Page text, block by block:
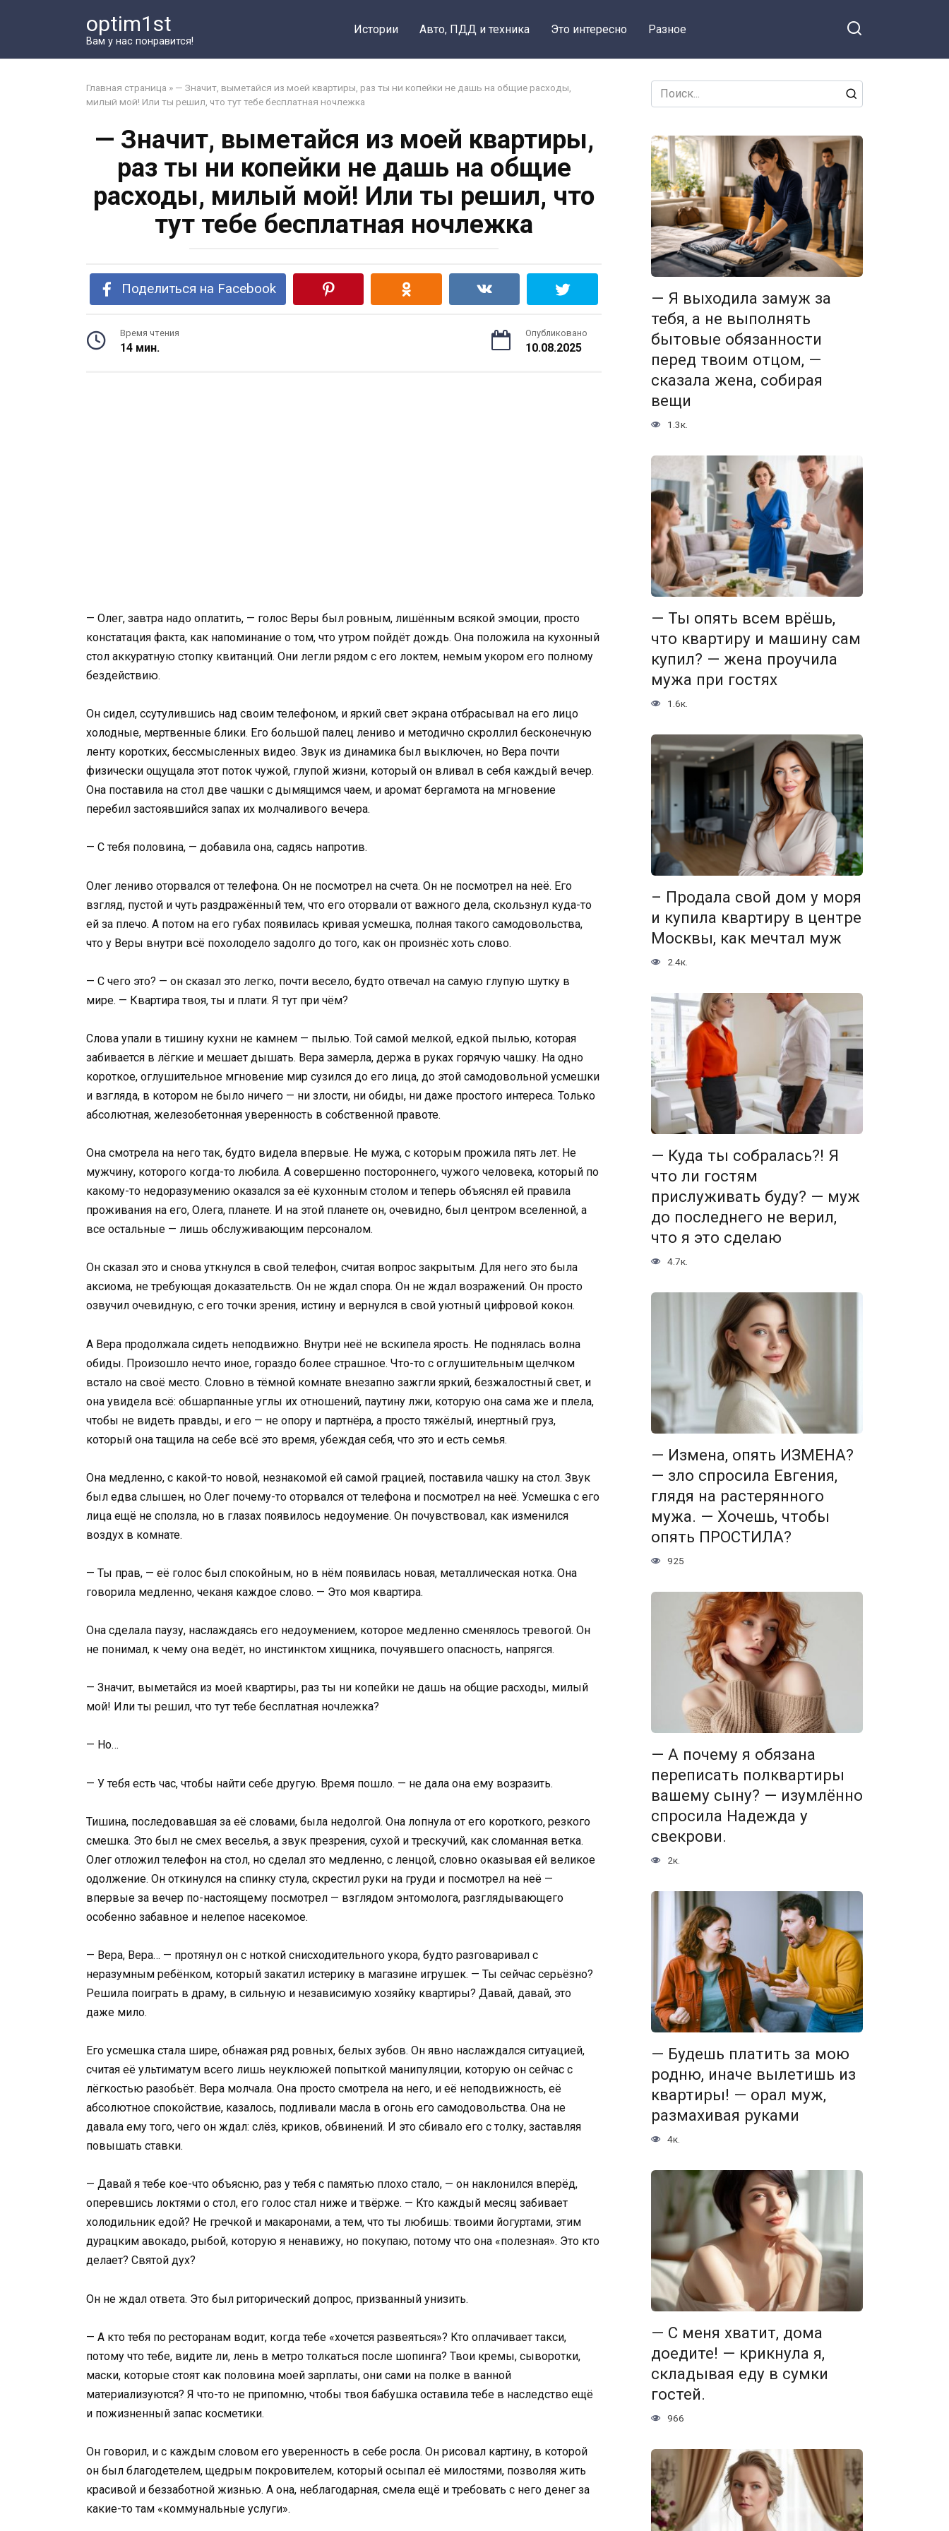
optim1st
Вам у нас понравится!
Истории Авто, ПДД и техника Это интересно Разное
Главная страница » — Значит, выметайся из моей квартиры, раз ты ни копейки не дашь на общие расходы,
милый мой! Или ты решил, что тут тебе бесплатная ночлежка
— Значит, выметайся из моей квартиры,
раз ты ни копейки не дашь на общие
расходы, милый мой! Или ты решил, что
тут тебе бесплатная ночлежка
Поделиться на Facebook
Время чтения
14 мин.
Опубликовано
10.08.2025
— Олег, завтра надо оплатить, — голос Веры был ровным, лишённым всякой эмоции, просто
констатация факта, как напоминание о том, что утром пойдёт дождь. Она положила на кухонный
стол аккуратную стопку квитанций. Они легли рядом с его локтем, немым укором его полному
бездействию.
Он сидел, ссутулившись над своим телефоном, и яркий свет экрана отбрасывал на его лицо
холодные, мертвенные блики. Его большой палец лениво и методично скроллил бесконечную
ленту коротких, бессмысленных видео. Звук из динамика был выключен, но Вера почти
физически ощущала этот поток чужой, глупой жизни, который он вливал в себя каждый вечер.
Она поставила на стол две чашки с дымящимся чаем, и аромат бергамота на мгновение
перебил застоявшийся запах их молчаливого вечера.
— С тебя половина, — добавила она, садясь напротив.
Олег лениво оторвался от телефона. Он не посмотрел на счета. Он не посмотрел на неё. Его
взгляд, пустой и чуть раздражённый тем, что его оторвали от важного дела, скользнул куда-то
ей за плечо. А потом на его губах появилась кривая усмешка, полная такого самодовольства,
что у Веры внутри всё похолодело задолго до того, как он произнёс хоть слово.
— С чего это? — он сказал это легко, почти весело, будто отвечал на самую глупую шутку в
мире. — Квартира твоя, ты и плати. Я тут при чём?
Слова упали в тишину кухни не камнем — пылью. Той самой мелкой, едкой пылью, которая
забивается в лёгкие и мешает дышать. Вера замерла, держа в руках горячую чашку. На одно
короткое, оглушительное мгновение мир сузился до его лица, до этой самодовольной усмешки
и взгляда, в котором не было ничего — ни злости, ни обиды, ни даже простого интереса. Только
абсолютная, железобетонная уверенность в собственной правоте.
Она смотрела на него так, будто видела впервые. Не мужа, с которым прожила пять лет. Не
мужчину, которого когда-то любила. А совершенно постороннего, чужого человека, который по
какому-то недоразумению оказался за её кухонным столом и теперь объяснял ей правила
проживания на его, Олега, планете. И на этой планете он, очевидно, был центром вселенной, а
все остальные — лишь обслуживающим персоналом.
Он сказал это и снова уткнулся в свой телефон, считая вопрос закрытым. Для него это была
аксиома, не требующая доказательств. Он не ждал спора. Он не ждал возражений. Он просто
озвучил очевидную, с его точки зрения, истину и вернулся в свой уютный цифровой кокон.
А Вера продолжала сидеть неподвижно. Внутри неё не вскипела ярость. Не поднялась волна
обиды. Произошло нечто иное, гораздо более страшное. Что-то с оглушительным щелчком
встало на своё место. Словно в тёмной комнате внезапно зажгли яркий, безжалостный свет, и
она увидела всё: обшарпанные углы их отношений, паутину лжи, которую она сама же и плела,
чтобы не видеть правды, и его — не опору и партнёра, а просто тяжёлый, инертный груз,
который она тащила на себе всё это время, убеждая себя, что это и есть семья.
Она медленно, с какой-то новой, незнакомой ей самой грацией, поставила чашку на стол. Звук
был едва слышен, но Олег почему-то оторвался от телефона и посмотрел на неё. Усмешка с его
лица ещё не сползла, но в глазах появилось недоумение. Он почувствовал, как изменился
воздух в комнате.
— Ты прав, — её голос был спокойным, но в нём появилась новая, металлическая нотка. Она
говорила медленно, чеканя каждое слово. — Это моя квартира.
Она сделала паузу, наслаждаясь его недоумением, которое медленно сменялось тревогой. Он
не понимал, к чему она ведёт, но инстинктом хищника, почуявшего опасность, напрягся.
— Значит, выметайся из моей квартиры, раз ты ни копейки не дашь на общие расходы, милый
мой! Или ты решил, что тут тебе бесплатная ночлежка?
— Но…
— У тебя есть час, чтобы найти себе другую. Время пошло. — не дала она ему возразить.
Тишина, последовавшая за её словами, была недолгой. Она лопнула от его короткого, резкого
смешка. Это был не смех веселья, а звук презрения, сухой и трескучий, как сломанная ветка.
Олег отложил телефон на стол, но сделал это медленно, с ленцой, словно оказывая ей великое
одолжение. Он откинулся на спинку стула, скрестил руки на груди и посмотрел на неё —
впервые за вечер по-настоящему посмотрел — взглядом энтомолога, разглядывающего
особенно забавное и нелепое насекомое.
— Вера, Вера… — протянул он с ноткой снисходительного укора, будто разговаривал с
неразумным ребёнком, который закатил истерику в магазине игрушек. — Ты сейчас серьёзно?
Решила поиграть в драму, в сильную и независимую хозяйку квартиры? Давай, давай, это
даже мило.
Его усмешка стала шире, обнажая ряд ровных, белых зубов. Он явно наслаждался ситуацией,
считая её ультиматум всего лишь неуклюжей попыткой манипуляции, которую он сейчас с
лёгкостью разобьёт. Вера молчала. Она просто смотрела на него, и её неподвижность, её
абсолютное спокойствие, казалось, подливали масла в огонь его самодовольства. Она не
давала ему того, чего он ждал: слёз, криков, обвинений. И это сбивало его с толку, заставляя
повышать ставки.
— Давай я тебе кое-что объясню, раз у тебя с памятью плохо стало, — он наклонился вперёд,
оперевшись локтями о стол, его голос стал ниже и твёрже. — Кто каждый месяц забивает
холодильник едой? Не гречкой и макаронами, а тем, что ты любишь: твоими йогуртами, этим
дурацким авокадо, рыбой, которую я ненавижу, но покупаю, потому что она «полезная». Это кто
делает? Святой дух?
Он не ждал ответа. Это был риторический допрос, призванный унизить.
— А кто тебя по ресторанам водит, когда тебе «хочется развеяться»? Кто оплачивает такси,
потому что тебе, видите ли, лень в метро толкаться после шопинга? Твои кремы, сыворотки,
маски, которые стоят как половина моей зарплаты, они сами на полке в ванной
материализуются? Я что-то не припомню, чтобы твоя бабушка оставила тебе в наследство ещё
и пожизненный запас косметики.
Он говорил, и с каждым словом его уверенность в себе росла. Он рисовал картину, в которой
он был благодетелем, щедрым покровителем, который осыпал её милостями, позволяя жить
красивой и беззаботной жизнью. А она, неблагодарная, смела ещё и требовать с него денег за
какие-то там «коммунальные услуги».
Search
for:
— Я выходила замуж за
тебя, а не выполнять
бытовые обязанности
перед твоим отцом, —
сказала жена, собирая
вещи
1.3к.
— Ты опять всем врёшь,
что квартиру и машину сам
купил? — жена проучила
мужа при гостях
1.6к.
– Продала свой дом у моря
и купила квартиру в центре
Москвы, как мечтал муж
2.4к.
— Куда ты собралась?! Я
что ли гостям
прислуживать буду? — муж
до последнего не верил,
что я это сделаю
4.7к.
— Измена, опять ИЗМЕНА?
— зло спросила Евгения,
глядя на растерянного
мужа. — Хочешь, чтобы
опять ПРОСТИЛА?
925
— А почему я обязана
переписать полквартиры
вашему сыну? — изумлённо
спросила Надежда у
свекрови.
2к.
— Будешь платить за мою
родню, иначе вылетишь из
квартиры! — орал муж,
размахивая руками
4к.
— С меня хватит, дома
доедите! — крикнула я,
складывая еду в сумки
гостей.
966
это нормально? А
общаться